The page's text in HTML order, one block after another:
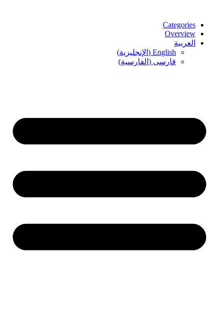
Categories
Overview
العربية
English
( الإنجليزية)
فارسی ( الفارسية)